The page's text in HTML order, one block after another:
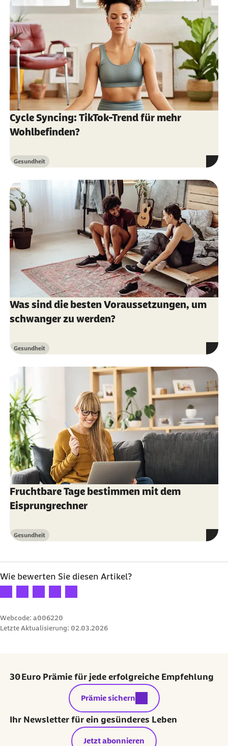
Erwachsene - Die fruchtbaren Tage
Cycle Syncing: TikTok-Trend für mehr
Wohlbefinden?
Kategorie
Gesundheit
Was sind die besten Voraussetzungen, um
schwanger zu werden?
Kategorie
Gesundheit
Fruchtbare Tage bestimmen mit dem
Eisprungrechner
Kategorie
Gesundheit
Wie bewerten Sie diesen Artikel?
Ihre Bewertung: 1 Stern
Ihre Bewertung: 2 Sterne
Ihre Bewertung: 3 Sterne
Ihre Bewertung: 4 Sterne
Ihre Bewertung: 5 Sterne
Webcode: a006220
Letzte Aktualisierung: 02.03.2026
30 Euro Prämie für jede erfolgreiche Empfehlung
externer Link:
Prämie sichern
Ihr Newsletter für ein gesünderes Leben
Jetzt abonnieren